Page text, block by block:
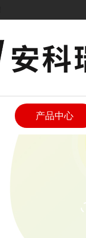
产品中心